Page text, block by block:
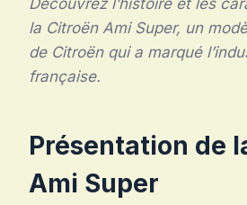
la Citroën Ami Super, un
de Citroën qui a marqué
française.
Présentation de
Ami Super